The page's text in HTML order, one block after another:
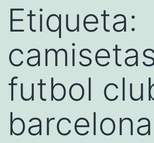
Etiqueta:
futbol
barcelona